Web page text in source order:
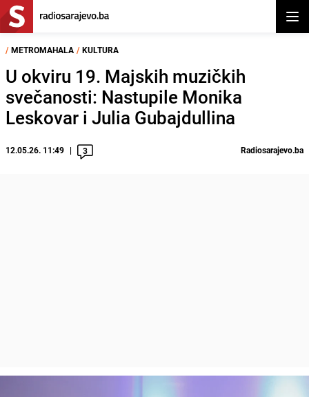
/ METROMAHALA / KULTURA
U okviru 19. Majskih muzičkih
svečanosti: Nastupile Monika
Leskovar i Julia Gubajdullina
12.05.26. 11:49 3 Radiosarajevo.ba